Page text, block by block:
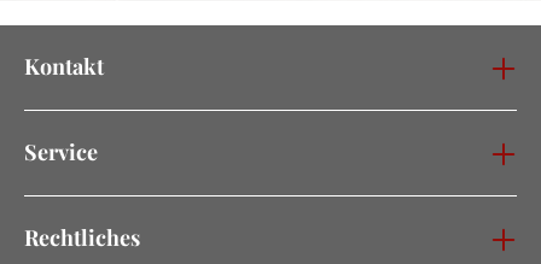
Kontakt
Service
Rechtliches